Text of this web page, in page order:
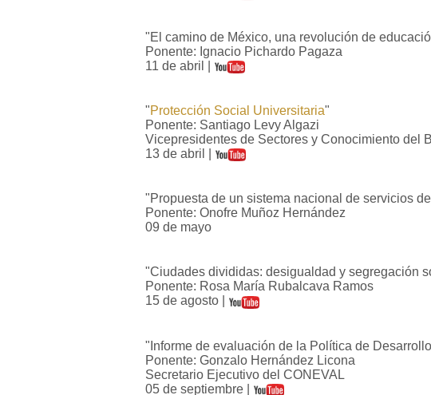
"El camino de México, una revolución de
Ponente: Ignacio Pichardo Pagaza
11 de abril |
"Protección Social Universitaria"
Ponente: Santiago Levy Algazi
Vicepresidentes de Sectores y Conocimiento del
13 de abril |
"Propuesta de un sistema nacional de servicios
Ponente: Onofre Muñoz Hernández
09 de mayo
"Ciudades divididas: desigualdad y segregación
Ponente: Rosa María Rubalcava Ramos
15 de agosto |
"Informe de evaluación de la Política de
Ponente: Gonzalo Hernández Licona
Secretario Ejecutivo del CONEVAL
05 de septiembre |